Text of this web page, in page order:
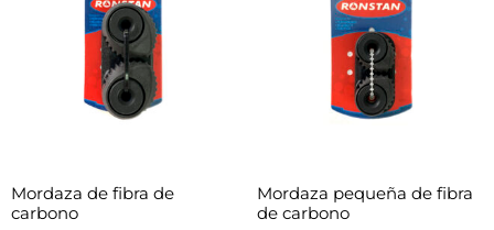
Mordaza de fibra de
carbono
Mordaza pequeña de fibra
de carbono